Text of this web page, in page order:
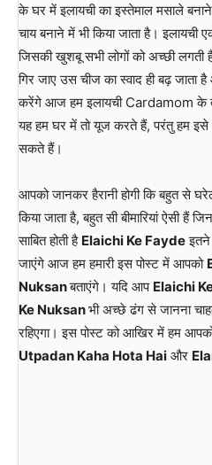
के घर में इलायची का इस्तेमाल मसाले
चाय बनाने में भी किया जाता है। इलायची
जिसकी खुशबू सभी लोगों को अच्छी
गिर जाए उस चीज का स्वाद ही बढ़ जाता
करेंगे आज हम इलायची Cardamom के
यह हम घर में तो यूज करते हैं, परंतु हम
सकते हैं।
आपको जानकर हैरानी होगी कि बहुत से
किया जाता है, बहुत सी बीमारियां ऐसी हैं
साबित होती है Elaichi Ke Faydeइतने
जाएंगे आज हम हमारी इस पोस्ट में आपको
Nuksanबताएंगे। यदि आप Elaichi
Ke Nuksanभी अच्छे ढंग से जानना
रहिएगा। इस पोस्ट को आखिर में हम
Utpadan Kaha Hota Hai और